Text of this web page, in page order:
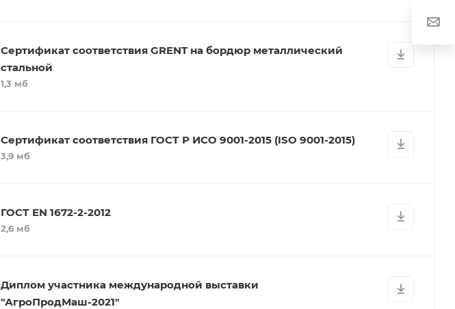
Сертификат соответствия GRENT на бордюр металлический
стальной
1,3 мб
Сертификат соответствия ГОСТ Р ИСО 9001-2015 (ISO 9001-2015)
3,9 мб
ГОСТ EN 1672-2-2012
2,6 мб
Диплом участника международной выставки
"АгроПродМаш-2021"